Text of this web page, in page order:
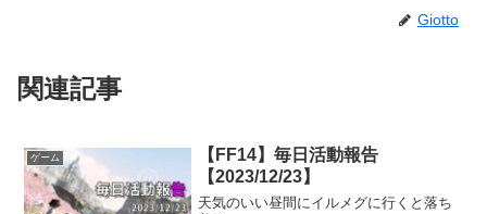
Giotto
関連記事
ゲーム
【FF14】毎日活動報告
【2023/12/23】
天気のいい昼間にイルメグに行くと落ち